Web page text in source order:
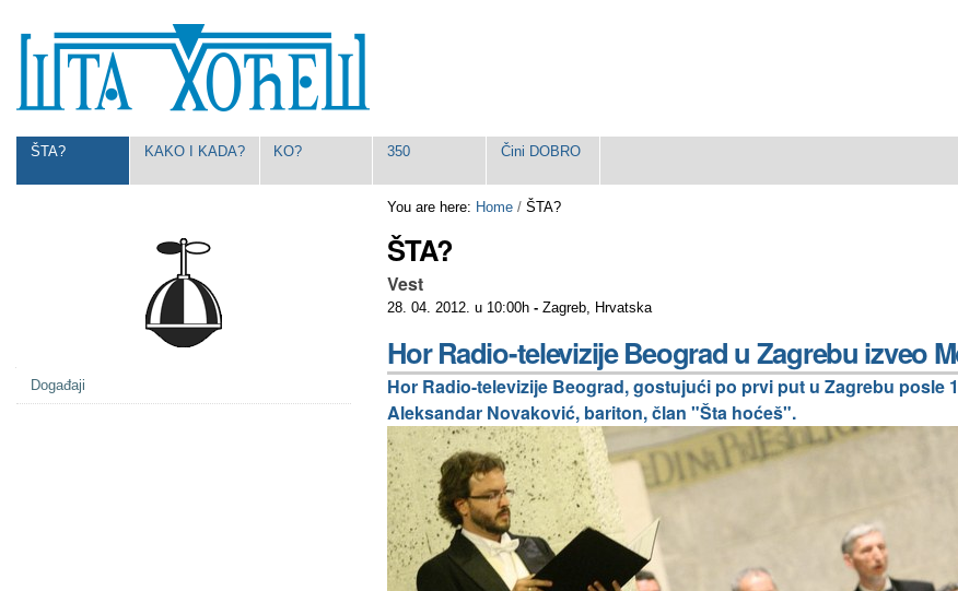
content.
to
Navigation
ŠTA? KAKO I KADA? KO? 350 Čini DOBRO
You are here: Home /ŠTA?
ŠTA?
Vest
28. 04. 2012. u 10:00h -Zagreb, Hrvatska
Hor Radio-televizije Beograd u Zagrebu izveo
Hor Radio-televizije Beograd, gostujući po prvi put u Zagrebu posle
Aleksandar Novaković, bariton, član "Šta hoćeš".
Događaji